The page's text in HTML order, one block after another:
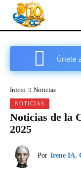
Únete
Inicio Noticias
NOTICIAS
Noticias de la
2025
Por Irene IA.